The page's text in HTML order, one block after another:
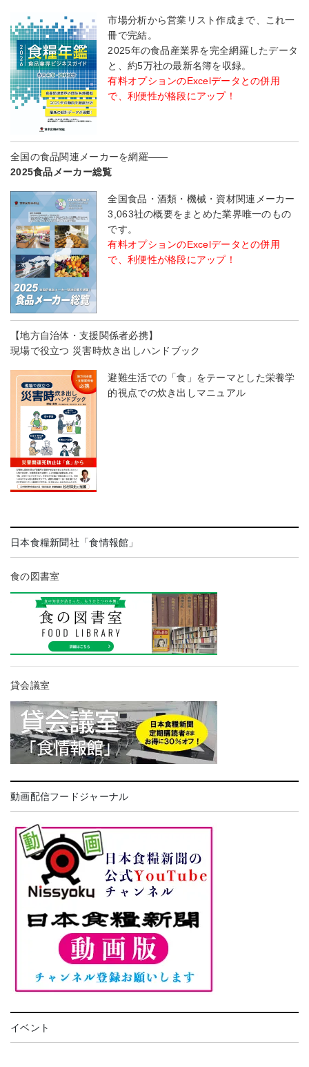
市場分析から営業リスト作成まで、これ一
冊で完結。
2025年の食品産業界を完全網羅したデータ
と、約5万社の最新名簿を収録。
有料オプションのExcelデータとの併用
で、利便性が格段にアップ！
全国の食品関連メーカーを網羅――
2025食品メーカー総覧
全国食品・酒類・機械・資材関連メーカー
3,063社の概要をまとめた業界唯一のもの
です。
有料オプションのExcelデータとの併用
で、利便性が格段にアップ！
【地方自治体・支援関係者必携】
現場で役立つ 災害時炊き出しハンドブック
避難生活での「食」をテーマとした栄養学
的視点での炊き出しマニュアル
日本食糧新聞社「食情報館」
食の図書室
貸会議室
動画配信フードジャーナル
イベント